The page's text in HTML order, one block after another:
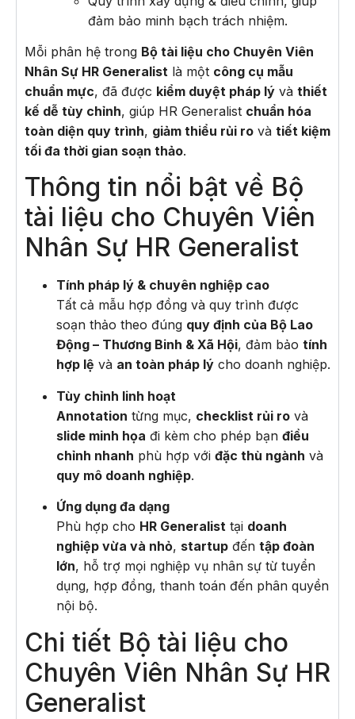
đảm bảo minh bạch trách nhiệm.
Mỗi phân hệ trong Bộ tài liệu cho Chuyên Viên
Nhân Sự HR Generalist là một công cụ mẫu
chuẩn mực, đã được kiểm duyệt pháp lý và thiết
kế dễ tùy chỉnh, giúp HR Generalist chuẩn hóa
toàn diện quy trình, giảm thiểu rủi ro và tiết kiệm
tối đa thời gian soạn thảo.
Thông tin nổi bật về Bộ
tài liệu cho Chuyên Viên
Nhân Sự HR Generalist
Tính pháp lý & chuyên nghiệp cao
Tất cả mẫu hợp đồng và quy trình được
soạn thảo theo đúng quy định của Bộ Lao
Động – Thương Binh & Xã Hội, đảm bảo tính
hợp lệ và an toàn pháp lý cho doanh nghiệp.
Tùy chỉnh linh hoạt
Annotation từng mục, checklist rủi ro và
slide minh họa đi kèm cho phép bạn điều
chỉnh nhanh phù hợp với đặc thù ngành và
quy mô doanh nghiệp.
Ứng dụng đa dạng
Phù hợp cho HR Generalist tại doanh
nghiệp vừa và nhỏ, startup đến tập đoàn
lớn, hỗ trợ mọi nghiệp vụ nhân sự từ tuyển
dụng, hợp đồng, thanh toán đến phân quyền
nội bộ.
Chi tiết Bộ tài liệu cho
Chuyên Viên Nhân Sự HR
Generalist